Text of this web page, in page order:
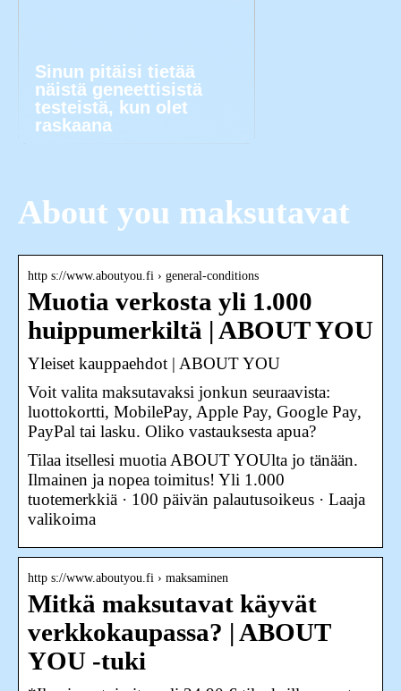
Sinun pitäisi tietää
näistä geneettisistä
testeistä, kun olet
raskaana
About you maksutavat
http s://www.aboutyou.fi › general-conditions
Muotia verkosta yli 1.000
huippumerkiltä | ABOUT YOU
Yleiset kauppaehdot | ABOUT YOU
Voit valita maksutavaksi jonkun seuraavista:
luottokortti, MobilePay, Apple Pay, Google Pay,
PayPal tai lasku. Oliko vastauksesta apua?
Tilaa itsellesi muotia ABOUT YOUlta jo tänään.
Ilmainen ja nopea toimitus! Yli 1.000
tuotemerkkiä · 100 päivän palautusoikeus · Laaja
valikoima
http s://www.aboutyou.fi › maksaminen
Mitkä maksutavat käyvät
verkkokaupassa? | ABOUT
YOU -tuki